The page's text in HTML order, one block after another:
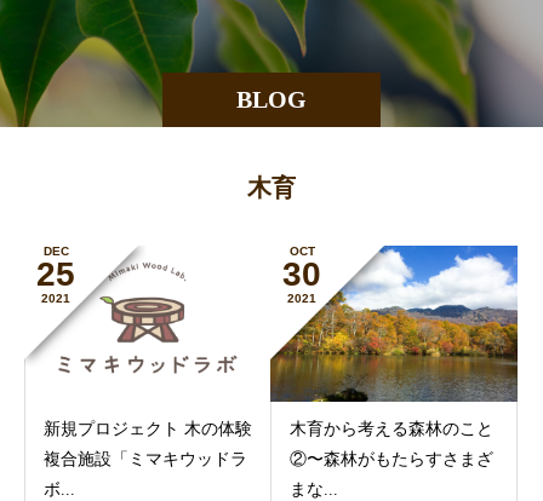
BLOG
木育
DEC
25
2021
新規プロジェクト 木の体験
複合施設「ミマキウッドラ
ボ...
OCT
30
2021
木育から考える森林のこと
②〜森林がもたらすさまざ
まな...